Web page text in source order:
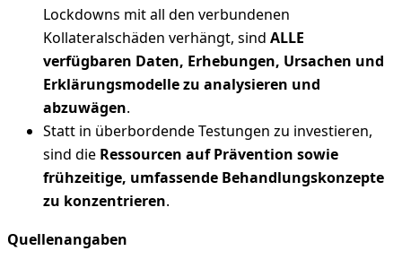
Lockdowns mit all den verbundenen
Kollateralschäden verhängt, sind ALLE
verfügbaren Daten, Erhebungen, Ursachen und
Erklärungsmodelle zu analysieren und
abzuwägen.
Statt in überbordende Testungen zu investieren,
sind die Ressourcen auf Prävention sowie
frühzeitige, umfassende Behandlungskonzepte
zu konzentrieren.
Quellenangaben